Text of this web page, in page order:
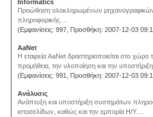
Informatics
Προώθηση ολοκληρωμένων μηχανογραφικών
πληροφορικής....
(Εμφανίσεις: 997, Προσθήκη: 2007-12-03
AaNet
Η εταιρεία AaNet δραστηριοποιείται στο
προμήθεια, την υλοποίηση και την
(Εμφανίσεις: 991, Προσθήκη: 2007-12-03
Ανάλυσις
Ανάπτυξη και υποστήριξη συστημάτων
ιστοσελίδων, καθώς και την εμπορία Η/Υ....